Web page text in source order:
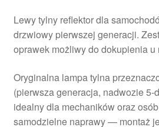
Lewy tylny reflektor dla
drzwiowy pierwszej generacji.
oprawek możliwy do dokupienia u
Oryginalna lampa tylna
(pierwsza generacja, nadwozie 5-
idealny dla mechaników oraz
samodzielne naprawy — montaż